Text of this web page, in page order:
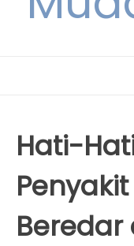
Hati-
Beredar